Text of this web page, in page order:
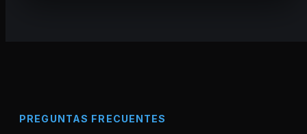
PREGUNTAS FRECUENTES